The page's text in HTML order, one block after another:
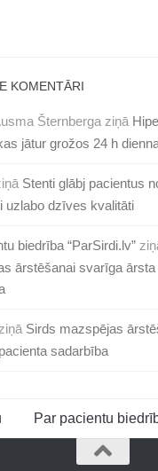
KOMENTĀRI
Šternberga ziņā
jātur grožos 24 h
Stenti glābj pacientus
uzlabo dzīves kvalitāti
biedrība “ParSirdi.lv”
ārstēšanai svarīga ārsta
ziņā Sirds mazspējas
sadarbība
Par pacientu